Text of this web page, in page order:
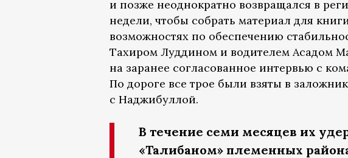
и позже неоднократно возвращался в
недели, чтобы собрать материал для
возможностях по обеспечению
Тахиром Луддином и водителем Асадом
на заранее согласованное интервью с
По дороге все трое были взяты в
с Наджибуллой.
В течение семи месяцев их
«Талибаном» племенных